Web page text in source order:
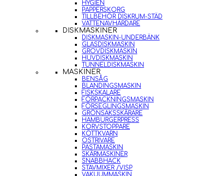
HYGIEN
PAPPERSKORG
TILLBEHÖR DISKRUM-STÄD
VATTENAVHÄRDARE
DISKMASKINER
DISKMASKIN-UNDERBÄNK
GLASDISKMASKIN
GROVDISKMASKIN
HUVDISKMASKIN
TUNNELDISKMASKIN
MASKINER
BENSÅG
BLANDINGSMASKIN
FISKSKALARE
FÖRPACKNINGSMASKIN
FÖRSEGLINGSMASKIN
GRÖNSAKSSKÄRARE
HAMBURGERPRESS
KORVSTOPPARE
KÖTTKVARN
OSTRIVARE
PASTAMASKIN
SKÄRMASKINER
SNABBHACK
STAVMIXER /VISP
VAKUUMMASKIN